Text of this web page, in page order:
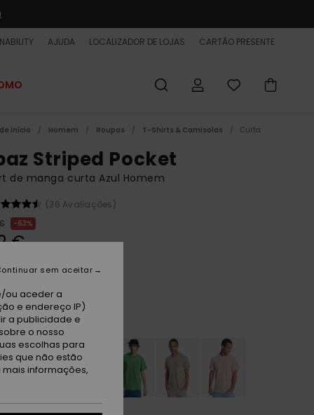
AJUDA LOCALIZADOR DE LOJAS CARTÃO PRESENTE
início Homem Roupas T-Shirts & Camisolas Curta
Striped Pocket
de manga curta Azul Homem
(36 Avaliações)
63%
€
Navy Lopaz Stripes
ou aceder a
e endereço IP)
a publicidade e
o nosso
escolhas para
que não estão
informações,
sem aceitar